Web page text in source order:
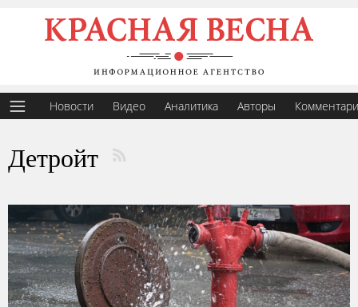
Новости Видео Аналитика Авторы
Детройт